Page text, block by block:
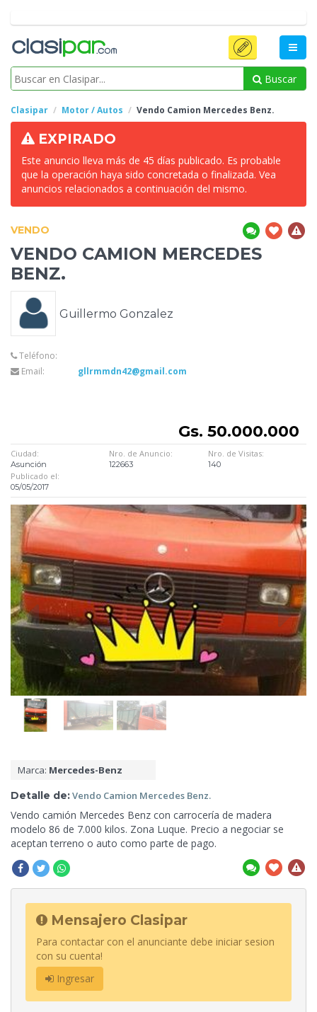
Buscar
Clasipar Motor / Autos Vendo Camion Mercedes Benz.
EXPIRADO
Este anuncio lleva más de 45 días publicado. Es probable
que la operación haya sido concretada o finalizada. Vea
anuncios relacionados a continuación del mismo.
VENDO
VENDO CAMION MERCEDES
BENZ.
Guillermo Gonzalez
Teléfono:
Email:
gllrmmdn42@gmail.com
Gs. 50.000.000
Ciudad:
Asunción
Nro. de Anuncio:
122663
Nro. de Visitas:
140
Publicado el:
05/05/2017
Marca: Mercedes-Benz
Detalle de:Vendo Camion Mercedes Benz.
Vendo camión Mercedes Benz con carrocería de madera
modelo 86 de 7.000 kilos. Zona Luque. Precio a negociar se
aceptan terreno o auto como parte de pago.
Mensajero Clasipar
Para contactar con el anunciante debe iniciar sesion
con su cuenta!
Ingresar